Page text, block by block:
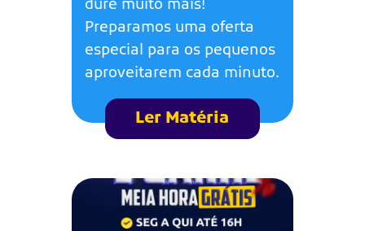
dure muito mais!
Preparamos uma oferta
especial para os pequenos
aproveitarem cada minuto.
Ler Matéria